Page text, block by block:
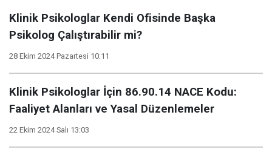
Klinik Psikologlar Kendi Ofisinde Başka
Psikolog Çalıştırabilir mi?
28 Ekim 2024 Pazartesi 10:11
Klinik Psikologlar İçin 86.90.14 NACE Kodu:
Faaliyet Alanları ve Yasal Düzenlemeler
22 Ekim 2024 Salı 13:03